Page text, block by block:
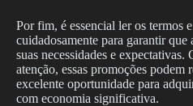
Por fim, é essencial ler os termos
cuidadosamente para garantir que
suas necessidades e expectativas.
atenção, essas promoções podem
excelente oportunidade para
com economia significativa.